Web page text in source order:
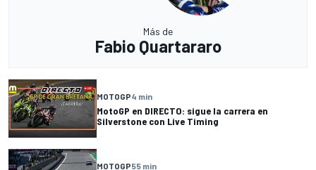
Más de
Fabio Quartararo
MOTOGP4 min
MotoGP en DIRECTO: sigue la carrera en
Silverstone con Live Timing
MOTOGP55 min